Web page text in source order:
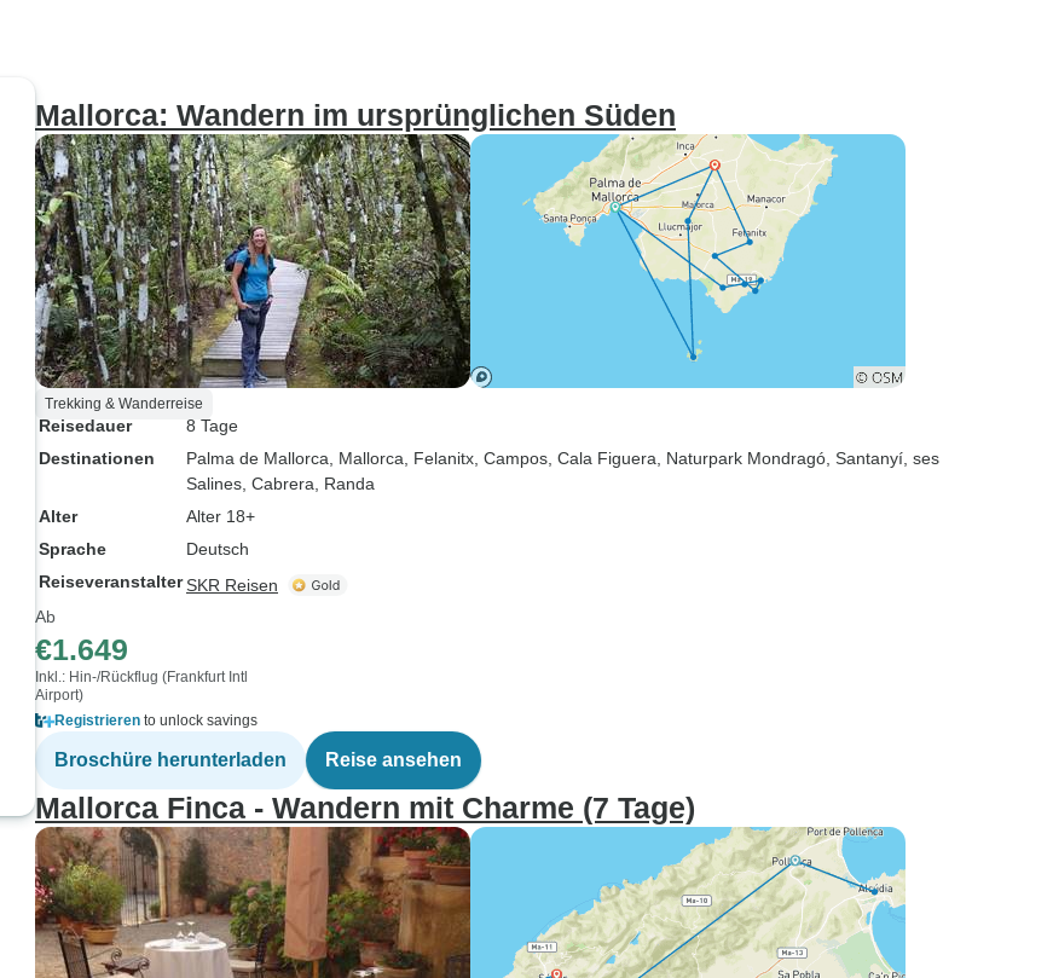
Mallorca: Wandern im ursprünglichen Süden
Trekking & Wanderreise
Reisedauer
8 Tage
Destinationen
Palma de Mallorca , Mallorca , Felanitx , Campos , Cala Figuera , Naturpark Mondragó , Santanyí , ses
Salines , Cabrera , Randa
Alter
Alter 18+
Sprache
Deutsch
ReiseveranstalterSKR Reisen
Ab
€1.649
Inkl.: Hin-/Rückflug (Frankfurt Intl
Airport)
Registrieren to unlock savings
Broschüre herunterladen Reise ansehen
Mallorca Finca - Wandern mit Charme (7 Tage)